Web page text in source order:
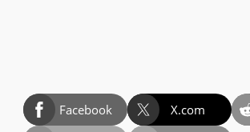
Facebook X.com